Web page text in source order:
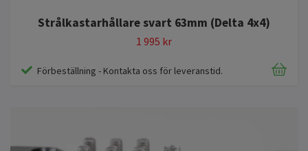
Strålkastarhållare svart 63mm (Delta 4x4)
1 995 kr
Förbeställning - Kontakta oss för leveranstid.